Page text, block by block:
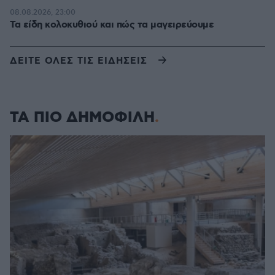
Τα είδη κολοκυθιού και πώς τα μαγειρεύουμε
08.08.2026, 23:00
ΔΕΙΤΕ ΟΛΕΣ ΤΙΣ ΕΙΔΗΣΕΙΣ
ΤΑ ΠΙΟ ΔΗΜΟΦΙΛΗ